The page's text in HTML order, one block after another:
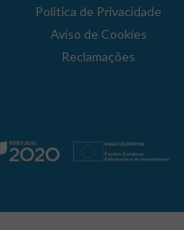
Política de Privacidade
Aviso de Cookies
Reclamações